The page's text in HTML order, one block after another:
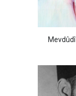
Mevdûdî